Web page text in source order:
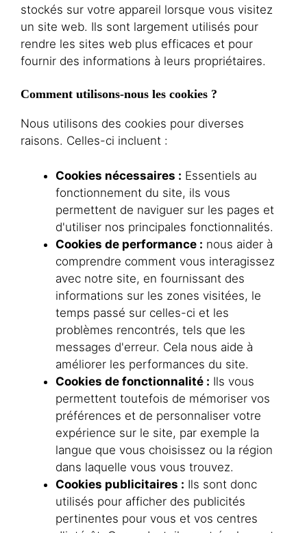
stockés sur votre appareil lorsque vous visitez
un site web. Ils sont largement utilisés pour
rendre les sites web plus efficaces et pour
fournir des informations à leurs propriétaires.
Comment utilisons-nous les cookies ?
Nous utilisons des cookies pour diverses
raisons. Celles-ci incluent :
Cookies nécessaires : Essentiels au
fonctionnement du site, ils vous
permettent de naviguer sur les pages et
d'utiliser nos principales fonctionnalités.
Cookies de performance : nous aider à
comprendre comment vous interagissez
avec notre site, en fournissant des
informations sur les zones visitées, le
temps passé sur celles-ci et les
problèmes rencontrés, tels que les
messages d'erreur. Cela nous aide à
améliorer les performances du site.
Cookies de fonctionnalité : Ils vous
permettent toutefois de mémoriser vos
préférences et de personnaliser votre
expérience sur le site, par exemple la
langue que vous choisissez ou la région
dans laquelle vous vous trouvez.
Cookies publicitaires : Ils sont donc
utilisés pour afficher des publicités
pertinentes pour vous et vos centres